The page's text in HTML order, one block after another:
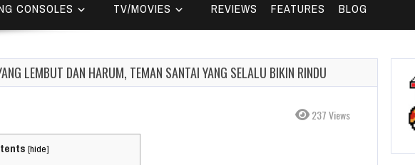
CONSOLES TV/MOVIES REVIEWS FEATURES BLOG
LEMBUT DAN HARUM, TEMAN SANTAI YANG SELALU BIKIN RINDU
237 Views
[hide]